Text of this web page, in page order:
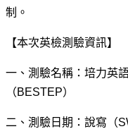
制。
【本次英檢測驗資訊】
一、測驗名稱：培力英
（BESTEP）
二、測驗日期：說寫（